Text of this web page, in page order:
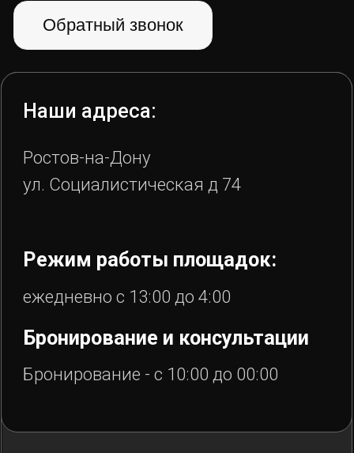
Политика конфиденциальности
Правила бронирования, оплаты и возврата
ИП Самусенко А.С. ИНН